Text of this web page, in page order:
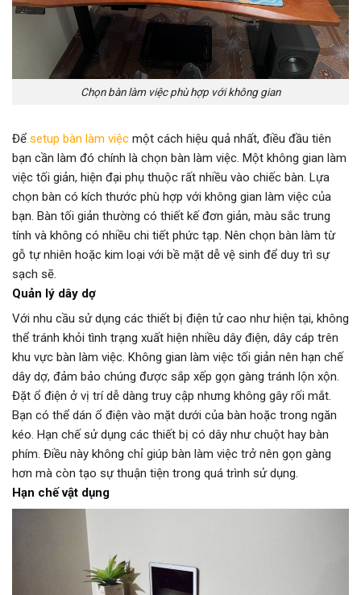
Chọn bàn làm việc phù hợp với không gian
Để setup bàn làm việc một cách hiệu quả nhất, điều đầu tiên
bạn cần làm đó chính là chọn bàn làm việc. Một không gian làm
việc tối giản, hiện đại phụ thuộc rất nhiều vào chiếc bàn. Lựa
chọn bàn có kích thước phù hợp với không gian làm việc của
bạn. Bàn tối giản thường có thiết kế đơn giản, màu sắc trung
tính và không có nhiều chi tiết phức tạp. Nên chọn bàn làm từ
gỗ tự nhiên hoặc kim loại với bề mặt dễ vệ sinh để duy trì sự
sạch sẽ.
Quản lý dây dợ
Với nhu cầu sử dụng các thiết bị điện tử cao như hiện tại, không
thể tránh khỏi tình trạng xuất hiện nhiều dây điện, dây cáp trên
khu vực bàn làm việc. Không gian làm việc tối giản nên hạn chế
dây dợ, đảm bảo chúng được sắp xếp gọn gàng tránh lộn xộn.
Đặt ổ điện ở vị trí dễ dàng truy cập nhưng không gây rối mắt.
Bạn có thể dán ổ điện vào mặt dưới của bàn hoặc trong ngăn
kéo. Hạn chế sử dụng các thiết bị có dây như chuột hay bàn
phím. Điều này không chỉ giúp bàn làm việc trở nên gọn gàng
hơn mà còn tạo sự thuận tiện trong quá trình sử dụng.
Hạn chế vật dụng